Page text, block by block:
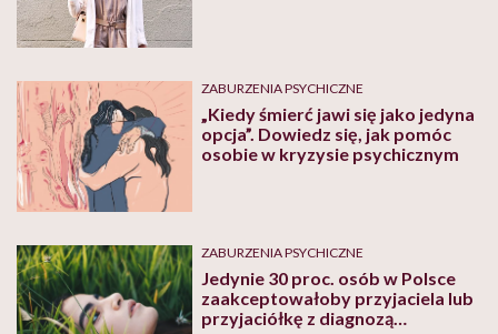
ZABURZENIA PSYCHICZNE
„Kiedy śmierć jawi się jako jedyna
opcja”. Dowiedz się, jak pomóc
osobie w kryzysie psychicznym
ZABURZENIA PSYCHICZNE
Jedynie 30 proc. osób w Polsce
zaakceptowałoby przyjaciela lub
przyjaciółkę z diagnozą